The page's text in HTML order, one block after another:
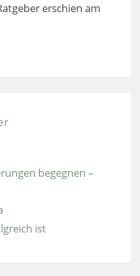
erschien am
begegnen –
ist